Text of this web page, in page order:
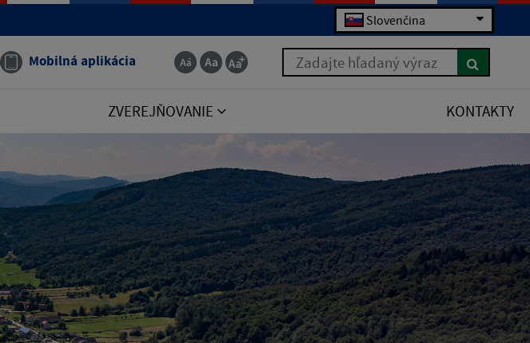
Slovenčina
Mobilná aplikácia Zadajte hľadaný výraz
ZVEREJŇOVANIE KONTAKTY